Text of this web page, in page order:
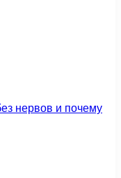
нервов и почему